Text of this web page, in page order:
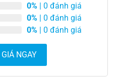
0% | 0 đánh giá
0% | 0 đánh giá
0% | 0 đánh giá
NGAY